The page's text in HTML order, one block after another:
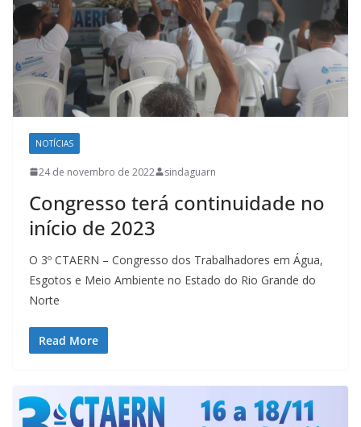
NOTÍCIAS
24 de novembro de 2022 sindaguarn
Congresso terá continuidade no
início de 2023
O 3º CTAERN – Congresso dos Trabalhadores em Água,
Esgotos e Meio Ambiente no Estado do Rio Grande do
Norte
Read More